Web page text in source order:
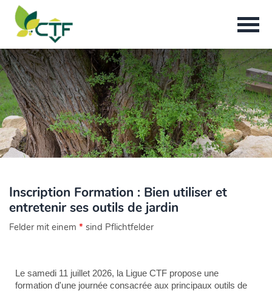
Inscription Formation : Bien utiliser et
entretenir ses outils de jardin
Felder mit einem * sind Pflichtfelder
Le samedi 11 juillet 2026, la Ligue CTF propose une
formation d'une journée consacrée aux principaux outils de